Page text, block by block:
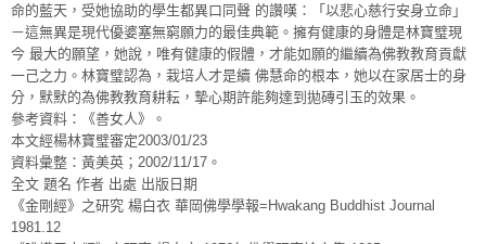
命的藍天，受她協助的學生都異口同聲 的讚嘆：「以悲心慈行安身立命」
－這無異是現代優婆塞無窮願力的最佳典範。擁有健康的身體是林寶璧現
今 最大的願望，她說，唯有健康的假體，才能如願的繼續為佛教教育貢獻
一己之力。林寶璧認為，栽培人才是續 佛慧命的根本，她以在家居士的身
分，默默的為佛教教育耕耘，摯心期許能夠達到拋磚引玉的效果。
參考資料：《善女人》。
本文經楊林寶璧審定2003/01/23
資料彙整：黃美英；2002/11/17。
全文 題名 作者 出處 出版日期
《金剛經》之研究 楊白衣 華岡佛學學報=Hwakang Buddhist Journal
1981.12